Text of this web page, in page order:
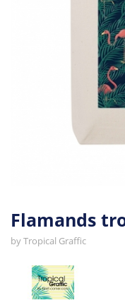
Flamands
byTropical Graffic